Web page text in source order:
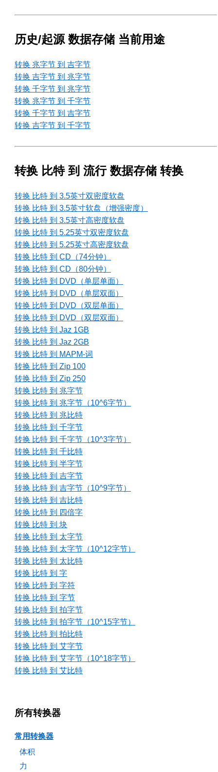
历史/起源 数据存储 当前用途
转换 兆字节 到 吉字节
转换 吉字节 到 兆字节
转换 千字节 到 兆字节
转换 兆字节 到 千字节
转换 千字节 到 吉字节
转换 吉字节 到 千字节
转换 比特 到 流行 数据存储 转换
转换 比特 到 3.5英寸双密度软盘
转换 比特 到 3.5英寸软盘（增强密度）
转换 比特 到 3.5英寸高密度软盘
转换 比特 到 5.25英寸双密度软盘
转换 比特 到 5.25英寸高密度软盘
转换 比特 到 CD（74分钟）
转换 比特 到 CD（80分钟）
转换 比特 到 DVD（单层单面）
转换 比特 到 DVD（单层双面）
转换 比特 到 DVD（双层单面）
转换 比特 到 DVD（双层双面）
转换 比特 到 Jaz 1GB
转换 比特 到 Jaz 2GB
转换 比特 到 MAPM-词
转换 比特 到 Zip 100
转换 比特 到 Zip 250
转换 比特 到 兆字节
转换 比特 到 兆字节（10^6字节）
转换 比特 到 兆比特
转换 比特 到 千字节
转换 比特 到 千字节（10^3字节）
转换 比特 到 千比特
转换 比特 到 半字节
转换 比特 到 吉字节
转换 比特 到 吉字节（10^9字节）
转换 比特 到 吉比特
转换 比特 到 四倍字
转换 比特 到 块
转换 比特 到 太字节
转换 比特 到 太字节（10^12字节）
转换 比特 到 太比特
转换 比特 到 字
转换 比特 到 字符
转换 比特 到 字节
转换 比特 到 拍字节
转换 比特 到 拍字节（10^15字节）
转换 比特 到 拍比特
转换 比特 到 艾字节
转换 比特 到 艾字节（10^18字节）
转换 比特 到 艾比特
所有转换器
常用转换器
体积
力